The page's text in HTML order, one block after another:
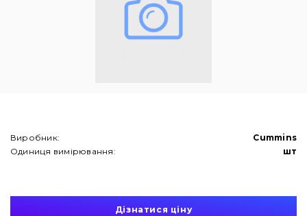
Виробник:
Cummins
Одиниця вимірювання:
шт
Дізнатися ціну